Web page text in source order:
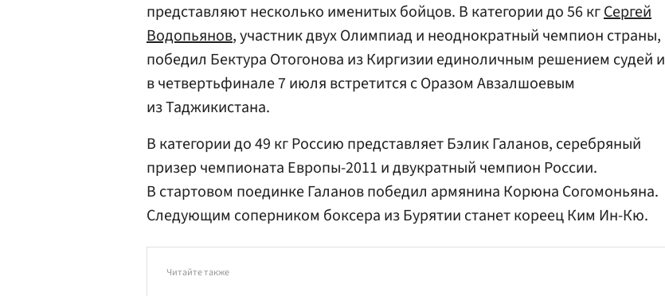
представляют несколько именитых бойцов. В категории до 56 кгСергей
Водопьянов, участник двух Олимпиад и неоднократный чемпион страны,
победил Бектура Отогонова из Киргизии единоличным решением судей и
в четвертьфинале 7 июля встретится с Оразом Авзалшоевым
из Таджикистана.
В категории до 49 кг Россию представляет Бэлик Галанов, серебряный
призер чемпионата Европы-2011 и двукратный чемпион России.
В стартовом поединке Галанов победил армянина Корюна Согомоньяна.
Следующим соперником боксера из Бурятии станет кореец Ким Ин-Кю.
Читайте также